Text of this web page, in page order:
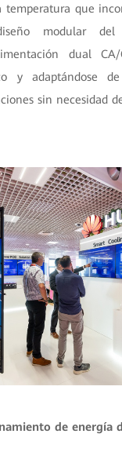
que
modular del
dual CA/
y adaptándose
sin necesidad
de energía